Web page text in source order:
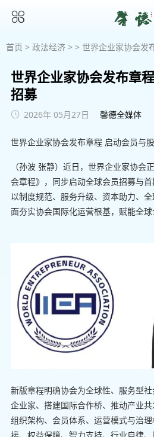
首页 > 政法经济 > > 世界企业家协会发
世界企业家协会发布章
招募
2026年 05月27日 馨德全媒体
世界企业家协会发布章程 启动会员与
（孙波 张静）近日，世界企业家协会
会章程》，同步启动全球会员招募与首
以制度规范、服务升级、资本助力、
面夯实协会国际化运营根基，赋能全球
新版章程明确协会为全球性、服务型
企业家、搭建国际合作桥、推动产业
组织架构、会员体系、运营模式与治